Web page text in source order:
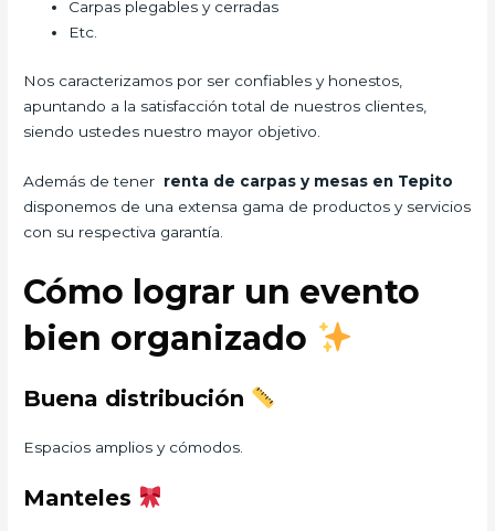
Carpas plegables y cerradas
Etc.
Nos caracterizamos por ser confiables y honestos,
apuntando a la satisfacción total de nuestros clientes,
siendo ustedes nuestro mayor objetivo.
Además de tener renta de carpas y mesas en Tepito
disponemos de una extensa gama de productos y servicios
con su respectiva garantía.
Cómo lograr un evento
bien organizado
Buena distribución
Espacios amplios y cómodos.
Manteles